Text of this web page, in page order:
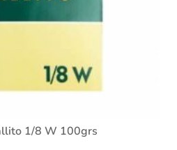
1/8 W 100grs